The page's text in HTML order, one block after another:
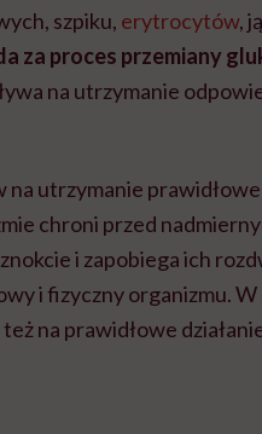
szpiku, erytrocytów,
za proces przemiany
na utrzymanie
na utrzymanie
chroni przed
i zapobiega ich
i fizyczny organizmu.
na prawidłowe